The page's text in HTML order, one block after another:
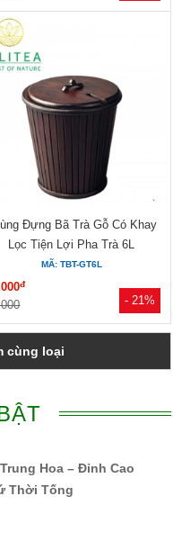
- 21%
Đựng Bã Trà Gỗ Có Khay
Lọc Tiện Lợi Pha Trà 6L
MÃ: TBT-GT6L
đ
cùng loại
Hoa – Đỉnh Cao
Thời Tống